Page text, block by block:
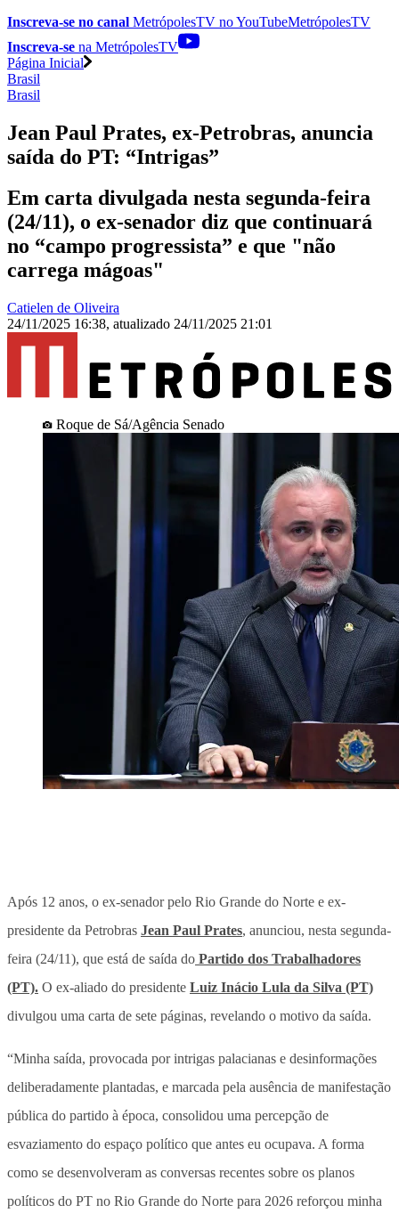
Inscreva-se no canal MetrópolesTV noYouTubeMetrópolesTV
Inscreva-se na MetrópolesTV
Página Inicial
Brasil
Brasil
Jean Paul Prates, ex-Petrobras, anuncia
saída do PT: “Intrigas”
Em carta divulgada nesta segunda-feira
(24/11), o ex-senador diz que continuará
no “campo progressista” e que "não
carrega mágoas"
Catielen de Oliveira
24/11/2025 16:38, atualizado 24/11/2025 21:01
Roque de Sá/Agência Senado
Após 12 anos, o ex-senador pelo Rio Grande do Norte e ex-
presidente da Petrobras Jean Paul Prates, anunciou, nesta segunda-
feira (24/11), que está de saída do Partido dos Trabalhadores
(PT). O ex-aliado do presidente Luiz Inácio Lula da Silva (PT)
divulgou uma carta de sete páginas, revelando o motivo da saída.
“Minha saída, provocada por intrigas palacianas e desinformações
deliberadamente plantadas, e marcada pela ausência de manifestação
pública do partido à época, consolidou uma percepção de
esvaziamento do espaço político que antes eu ocupava. A forma
como se desenvolveram as conversas recentes sobre os planos
políticos do PT no Rio Grande do Norte para 2026 reforçou minha